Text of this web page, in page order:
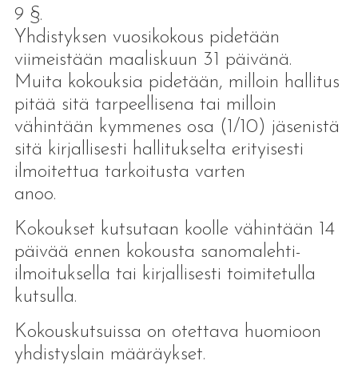
9 §.
Yhdistyksen vuosikokous pidetään
viimeistään maaliskuun 31 päivänä.
Muita kokouksia pidetään, milloin hallitus
pitää sitä tarpeellisena tai milloin
vähintään kymmenes osa (1/10) jäsenistä
sitä kirjallisesti hallitukselta erityisesti
ilmoitettua tarkoitusta varten
Kokoukset kutsutaan koolle vähintään 14
päivää ennen kokousta sanomalehti-
ilmoituksella tai kirjallisesti toimitetulla
kutsulla.
Kokouskutsuissa on otettava huomioon
yhdistyslain määräykset.